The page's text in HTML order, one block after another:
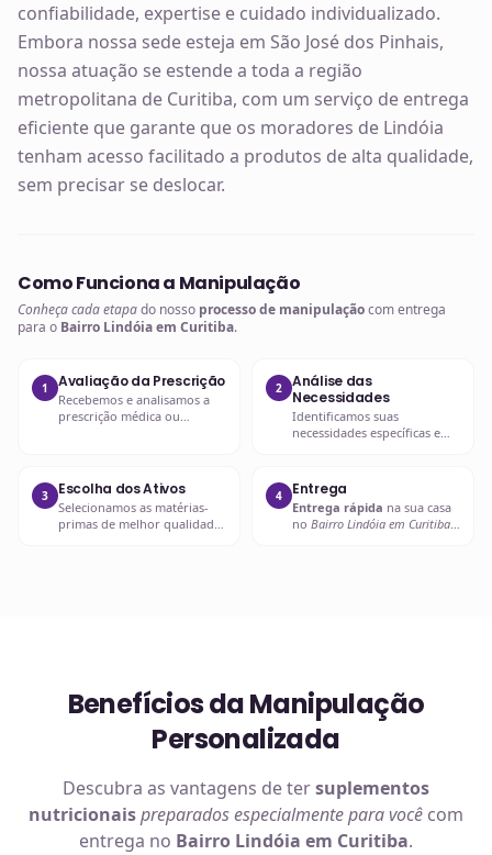
confiabilidade, expertise e cuidado individualizado.
Embora nossa sede esteja em São José dos Pinhais,
nossa atuação se estende a toda a região
metropolitana de Curitiba, com um serviço de entrega
eficiente que garante que os moradores de Lindóia
tenham acesso facilitado a produtos de alta qualidade,
sem precisar se deslocar.
Como Funciona a Manipulação
Conheça cada etapado nosso processo de manipulaçãocom entrega
para o Bairro Lindóia em Curitiba.
1 Avaliação da Prescrição
Recebemos e analisamos a
prescrição médica ou
2
Análise das
Necessidades
Identificamos suas
necessidades específicas e
3 Escolha dos Ativos
Selecionamos as matérias-
primas de melhor qualidade
4 Entrega
Entrega rápida na sua casa
no Bairro Lindóia em Curitiba
Benefícios da Manipulação
Personalizada
Descubra as vantagens de tersuplementos
nutricionaispreparados especialmente para você com
entrega no Bairro Lindóia em Curitiba.